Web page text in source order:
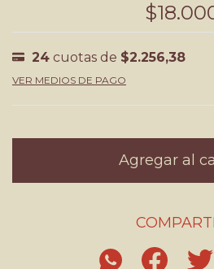
24 cuotas de $2.256,38
VER MEDIOS DE PAGO